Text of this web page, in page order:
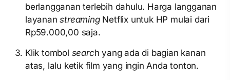
berlangganan terlebih dahulu. Harga langganan
layanan streamingNetflix untuk HP mulai dari
Rp59.000,00 saja.
Klik tombol search yang ada di bagian kanan
atas, lalu ketik film yang ingin Anda tonton.